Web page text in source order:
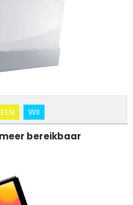
WII
bereikbaar